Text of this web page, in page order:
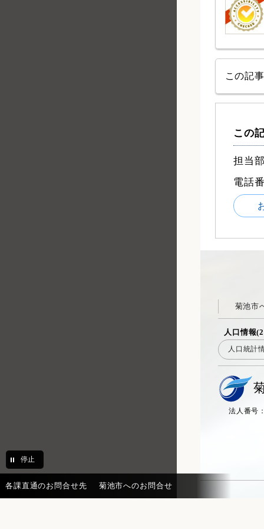
停止
この記
この
担当
電話
菊池市
人口情報
人口統計
法人番号
各課直通のお問合せ先 菊池市へのお問合せ